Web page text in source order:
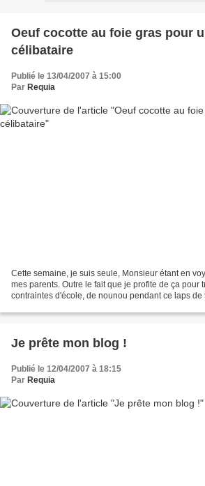
Oeuf cocotte au foie gras pour
célibataire
Publié le 13/04/2007 à 15:00
Par Requia
Cette semaine, je suis seule, Monsieur étant en
mes parents. Outre le fait que je profite de ça pour
contraintes d'école, de nounou pendant ce laps de
Je prête mon blog !
Publié le 12/04/2007 à 18:15
Par Requia